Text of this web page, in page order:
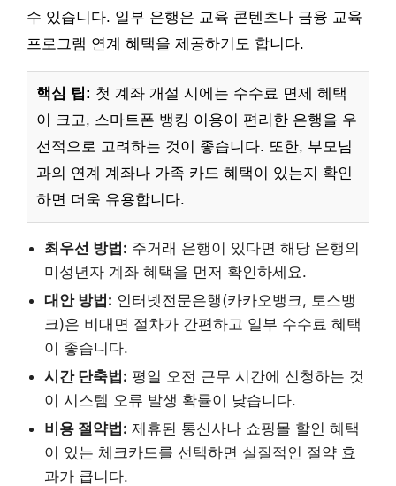
수 있습니다. 일부 은행은 교육 콘텐츠나 금융 교육
프로그램 연계 혜택을 제공하기도 합니다.
핵심 팁: 첫 계좌 개설 시에는 수수료 면제 혜택
이 크고, 스마트폰 뱅킹 이용이 편리한 은행을 우
선적으로 고려하는 것이 좋습니다. 또한, 부모님
과의 연계 계좌나 가족 카드 혜택이 있는지 확인
하면 더욱 유용합니다.
최우선 방법: 주거래 은행이 있다면 해당 은행의
미성년자 계좌 혜택을 먼저 확인하세요.
대안 방법: 인터넷전문은행(카카오뱅크, 토스뱅
크)은 비대면 절차가 간편하고 일부 수수료 혜택
이 좋습니다.
시간 단축법: 평일 오전 근무 시간에 신청하는 것
이 시스템 오류 발생 확률이 낮습니다.
비용 절약법: 제휴된 통신사나 쇼핑몰 할인 혜택
이 있는 체크카드를 선택하면 실질적인 절약 효
과가 큽니다.